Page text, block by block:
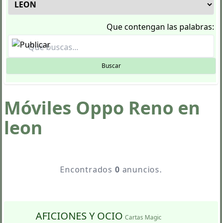
Que contengan las palabras:
Buscar
Móviles Oppo Reno en
leon
Encontrados 0 anuncios.
AFICIONES Y OCIO Cartas Magic